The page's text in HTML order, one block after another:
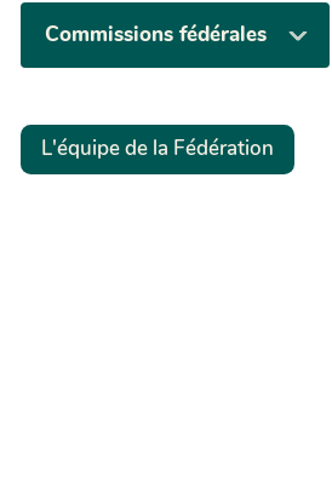
Commissions fédérales
L'équipe de la Fédération